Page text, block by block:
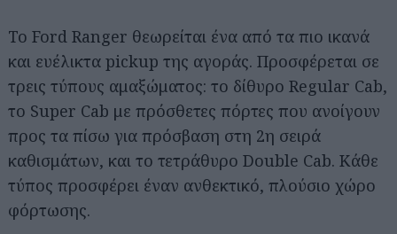
Το Ford Ranger θεωρείται ένα από τα πιο ικανά
και ευέλικτα pickup της αγοράς. Προσφέρεται σε
τρεις τύπους αμαξώματος: το δίθυρο Regular Cab,
το Super Cab με πρόσθετες πόρτες που ανοίγουν
προς τα πίσω για πρόσβαση στη 2η σειρά
καθισμάτων, και το τετράθυρο Double Cab. Κάθε
τύπος προσφέρει έναν ανθεκτικό, πλούσιο χώρο
φόρτωσης.